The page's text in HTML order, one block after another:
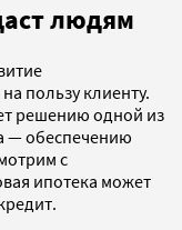
людям
пользу клиенту.
решению одной из
— обеспечению
с
ипотека может